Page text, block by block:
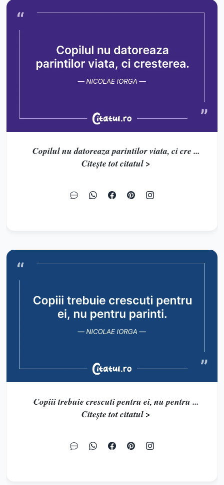
Copilul nu datoreaza parintilor viata, ci cre ...
Citește tot citatul >
Copiii trebuie crescuti pentru ei, nu pentru ...
Citește tot citatul >